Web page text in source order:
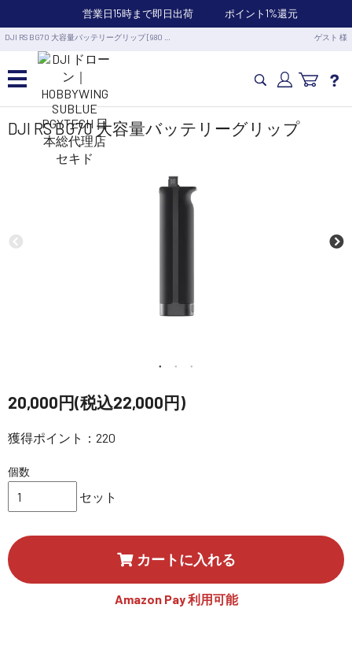
営業日15時まで即日出荷 ポイント1%還元
DJI RS BG70 大容量バッテリーグリップ [980 … ゲスト 様
カメラドローン・生活家電
講習会･国家資格･WEBセミナー
定期配信!
コーポレートサイト
DJI RS BG70 大容量バッテリーグリップ
20,000円(税込22,000円)
獲得ポイント：220
個数
セット
カートに入れる
Amazon Pay 利用可能